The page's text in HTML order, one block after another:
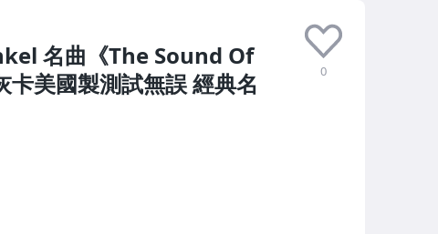
名曲《The Sound Of
美國製測試無誤 經典名
0